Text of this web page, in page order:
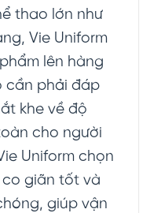
thao lớn như
Vie Uniform
lên hàng
cần phải đáp
khe về độ
cho người
Uniform chọn
co giãn tốt và
giúp vận